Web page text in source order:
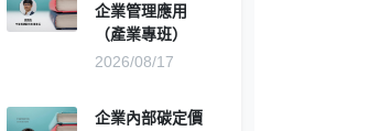
企業管理應用
（產業專班）
2026/08/17
企業內部碳定價